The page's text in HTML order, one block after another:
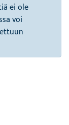
ei ole
voi